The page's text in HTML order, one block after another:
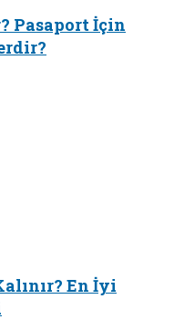
Pasaport İçin
En İyi